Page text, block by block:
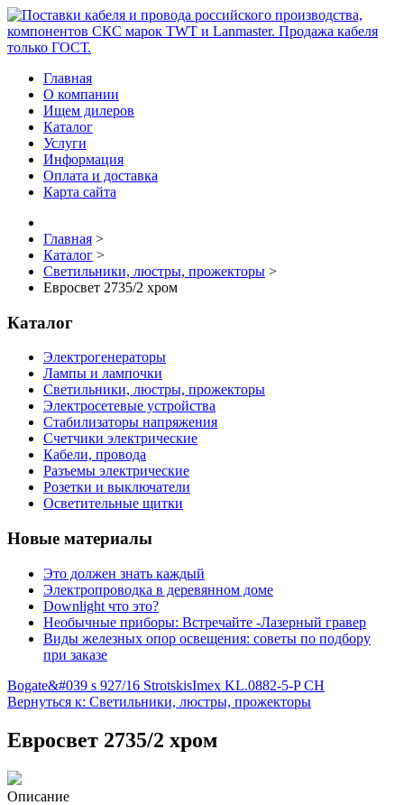
Главная
О компании
Ищем дилеров
Каталог
Услуги
Информация
Оплата и доставка
Карта сайта
Главная >
Каталог >
Светильники, люстры, прожекторы >
Евросвет 2735/2 хром
Каталог
Электрогенераторы
Лампы и лампочки
Светильники, люстры, прожекторы
Электросетевые устройства
Стабилизаторы напряжения
Счетчики электрические
Кабели, провода
Разъемы электрические
Розетки и выключатели
Осветительные щитки
Новые материалы
Это должен знать каждый
Электропроводка в деревянном доме
Downlight что это?
Необычные приборы: Встречайте -Лазерный гравер
Виды железных опор освещения: советы по подбору
при заказе
Bogate&#039 s 927/16 StrotskisImex KL.0882-5-P CH
Вернуться к: Светильники, люстры, прожекторы
Евросвет 2735/2 хром
Описание